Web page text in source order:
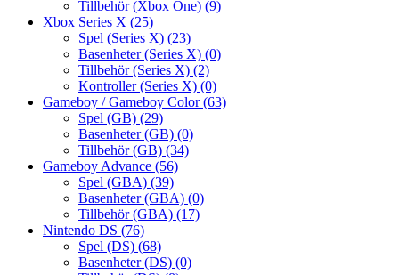
Tillbehör (Xbox One) (9)
Xbox Series X (25)
Spel (Series X) (23)
Basenheter (Series X) (0)
Tillbehör (Series X) (2)
Kontroller (Series X) (0)
Gameboy / Gameboy Color(63)
Spel (GB) (29)
Basenheter (GB) (0)
Tillbehör (GB) (34)
Gameboy Advance (56)
Spel (GBA) (39)
Basenheter (GBA) (0)
Tillbehör (GBA) (17)
Nintendo DS (76)
Spel (DS) (68)
Basenheter (DS) (0)